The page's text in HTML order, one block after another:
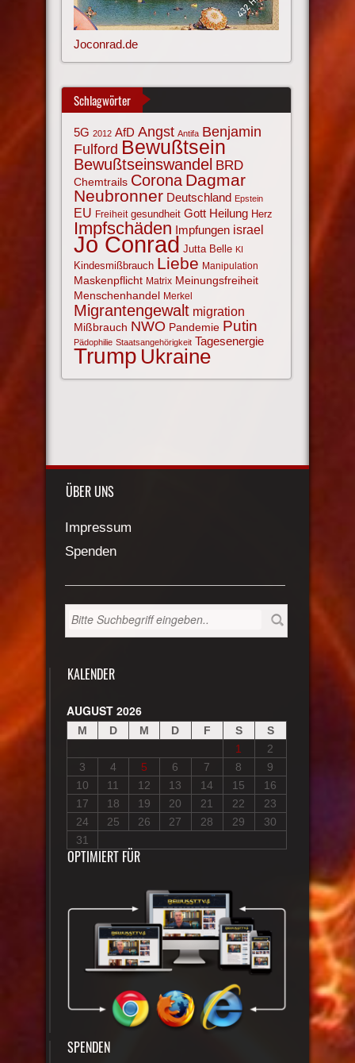
Joconrad.de
Schlagwörter
5G 2012 AfD Angst Antifa Benjamin
Fulford Bewußtsein
Bewußtseinswandel BRD
Chemtrails Corona Dagmar
Neubronner Deutschland Epstein
EU Freiheit gesundheit Gott Heilung Herz
Impfschäden Impfungen israel
Jo Conrad Jutta Belle KI
Kindesmißbrauch Liebe Manipulation
Maskenpflicht Matrix Meinungsfreiheit
Menschenhandel Merkel
Migrantengewalt migration
Mißbrauch NWO Pandemie Putin
Pädophilie Staatsangehörigkeit Tagesenergie
Trump Ukraine
ÜBER UNS
Impressum
Spenden
KALENDER
AUGUST 2026
M D M D F S
S
1
2
3
4 5 6 7 8
9
10
11 12 13 14 15
16
17
18 19 20 21 22
23
24
25 26 27 28 29
30
31
OPTIMIERT FÜR
SPENDEN